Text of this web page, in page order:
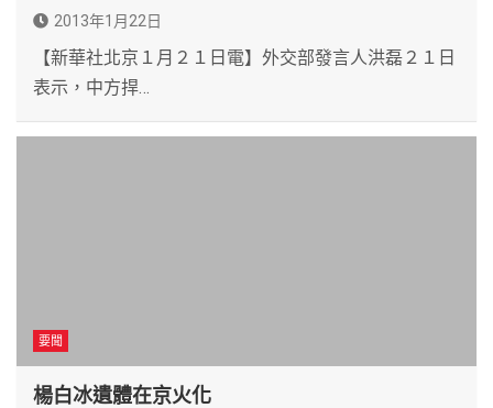
2013年1月22日
【新華社北京１月２１日電】外交部發言人洪磊２１日
表示，中方捍…
要聞
楊白冰遺體在京火化